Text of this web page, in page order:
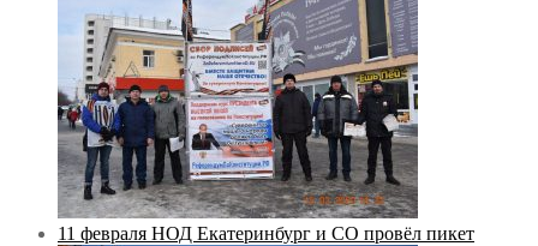
11 февраля НОД Екатеринбург и СО провёл пикет